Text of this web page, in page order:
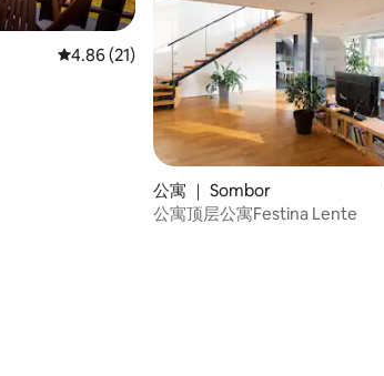
评价 平均评分 4.86 分（满分 5 分），共 21 条评价
4.86 (21)
公寓 ｜ Sombor
公寓顶层公寓Festina Lente